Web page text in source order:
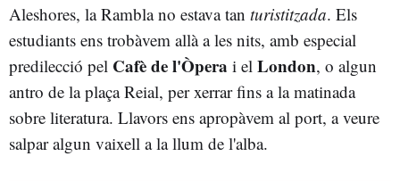
Aleshores, la Rambla no estava tan turistitzada. Els
estudiants ens trobàvem allà a les nits, amb especial
predilecció pel Cafè de l'Òpera i el London, o algun
antro de la plaça Reial, per xerrar fins a la matinada
sobre literatura. Llavors ens apropàvem al port, a veure
salpar algun vaixell a la llum de l'alba.